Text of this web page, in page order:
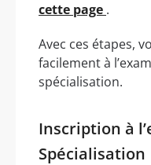
cette page .
Avec ces étapes,
facilement à
spécialisation.
Inscription à
Spécialisation